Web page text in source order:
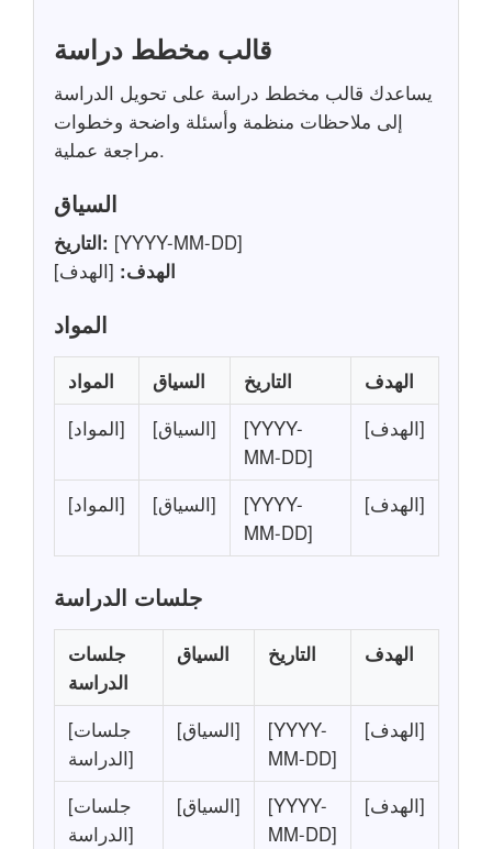
قالب مخطط دراسة
يساعدك قالب مخطط دراسة على تحويل الدراسة
إلى ملاحظات منظمة وأسئلة واضحة وخطوات
مراجعة عملية.
السياق
التاريخ: [YYYY-MM-DD]
الهدف: [الهدف]
المواد
المواد السياق التاريخ
الهدف
[المواد]
[السياق]
[YYYY-
MM-DD]
[الهدف]
[المواد] [السياق]
[YYYY-
MM-DD]
[الهدف]
جلسات الدراسة
جلسات
الدراسة
السياق التاريخ الهدف
[جلسات
الدراسة]
[السياق]
[YYYY-
MM-DD]
[الهدف]
[جلسات
الدراسة]
[السياق]
[YYYY-
MM-DD]
[الهدف]